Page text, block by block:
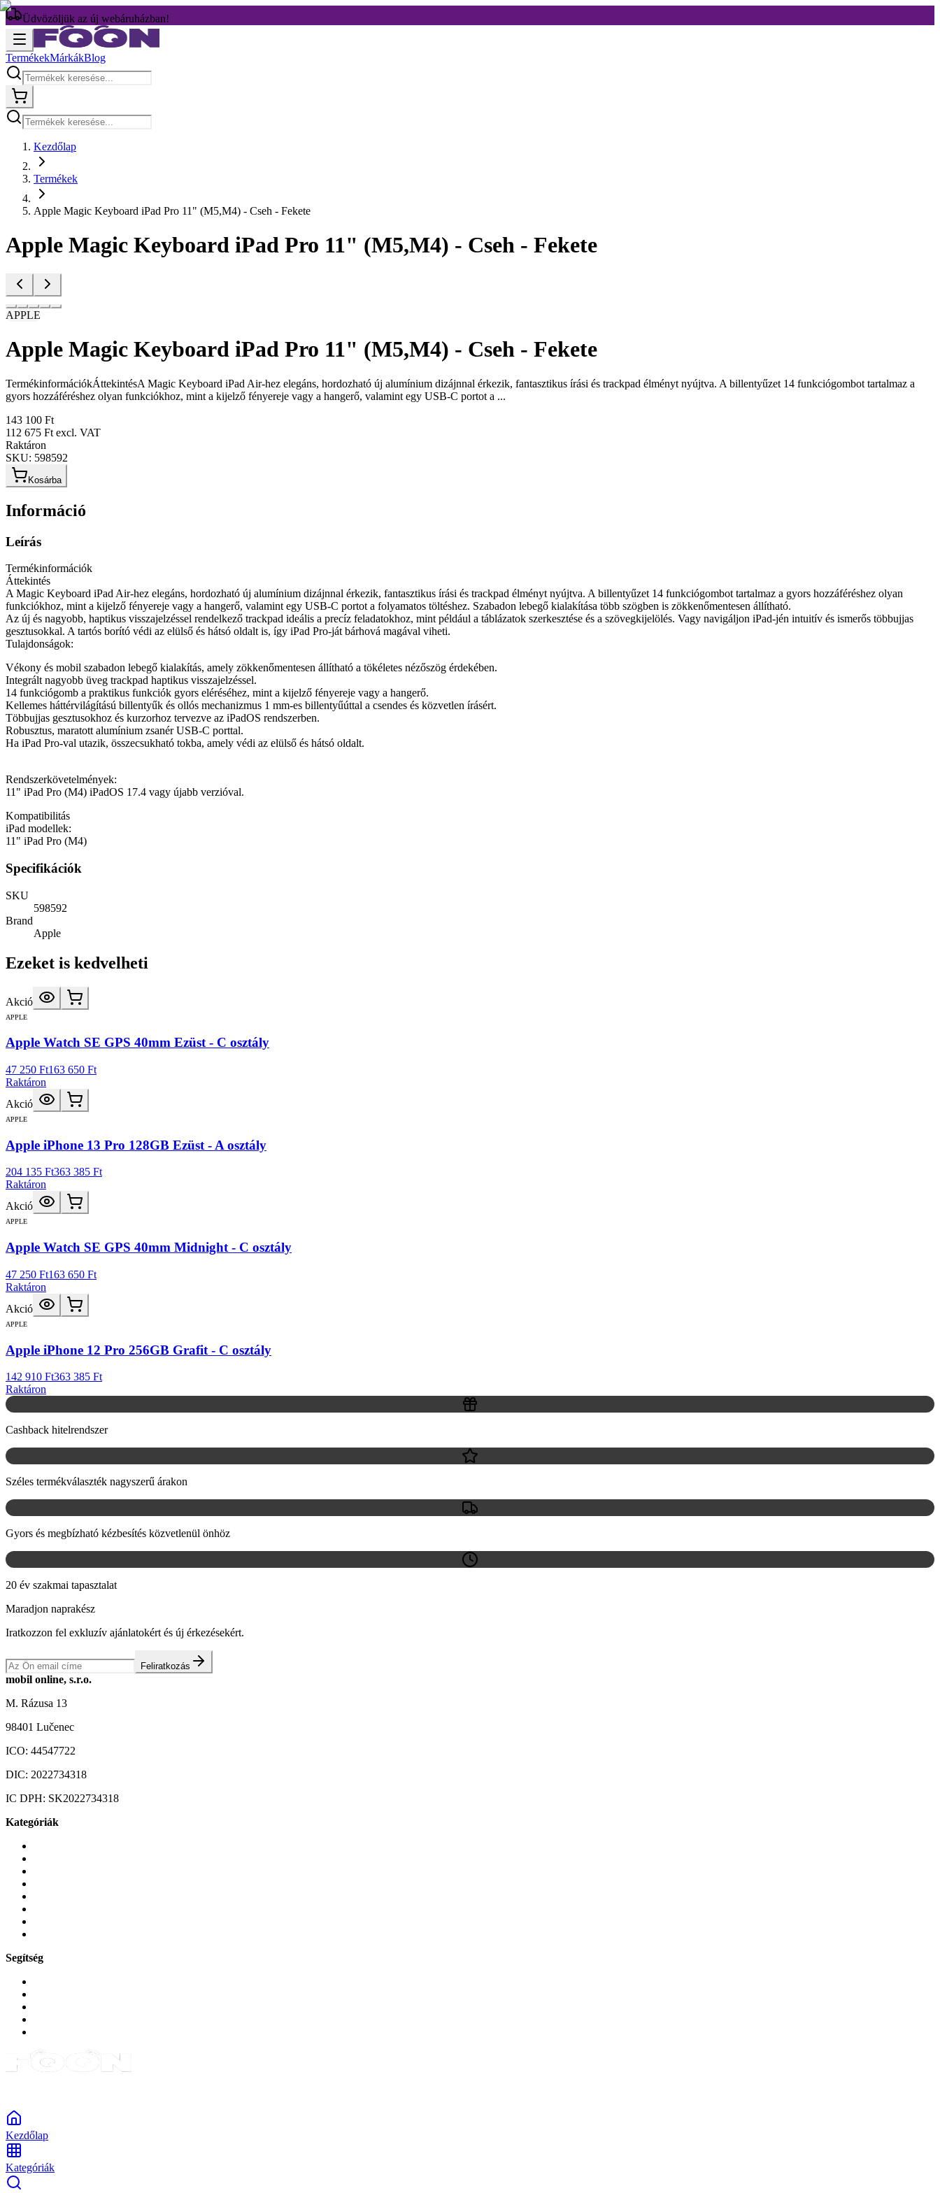
Üdvözöljük az új webáruházban!
TermékekMárkákBlog
Kezdőlap
Termékek
Apple Magic Keyboard iPad Pro 11" (M5,M4) - Cseh - Fekete
Apple Magic Keyboard iPad Pro 11" (M5,M4) - Cseh - Fekete
APPLE
Apple Magic Keyboard iPad Pro 11" (M5,M4) - Cseh - Fekete
TermékinformációkÁttekintésA Magic Keyboard iPad Air-hez elegáns, hordozható új alumínium dizájnnal érkezik, fantasztikus írási és trackpad élményt nyújtva. A billentyűzet 14 funkciógombot tartalmaz a
gyors hozzáféréshez olyan funkciókhoz, mint a kijelző fényereje vagy a hangerő, valamint egy USB-C portot a ...
143 100 Ft
112 675 Ft excl. VAT
Raktáron
SKU: 598592
Kosárba
Információ
Leírás
Termékinformációk
Áttekintés
A Magic Keyboard iPad Air-hez elegáns, hordozható új alumínium dizájnnal érkezik, fantasztikus írási és trackpad élményt nyújtva. A billentyűzet 14 funkciógombot tartalmaz a gyors hozzáféréshez olyan
funkciókhoz, mint a kijelző fényereje vagy a hangerő, valamint egy USB-C portot a folyamatos töltéshez. Szabadon lebegő kialakítása több szögben is zökkenőmentesen állítható.
Az új és nagyobb, haptikus visszajelzéssel rendelkező trackpad ideális a precíz feladatokhoz, mint például a táblázatok szerkesztése és a szövegkijelölés. Vagy navigáljon iPad-jén intuitív és ismerős többujjas
gesztusokkal. A tartós borító védi az elülső és hátsó oldalt is, így iPad Pro-ját bárhová magával viheti.
Tulajdonságok:
Vékony és mobil szabadon lebegő kialakítás, amely zökkenőmentesen állítható a tökéletes nézőszög érdekében.
Integrált nagyobb üveg trackpad haptikus visszajelzéssel.
14 funkciógomb a praktikus funkciók gyors eléréséhez, mint a kijelző fényereje vagy a hangerő.
Kellemes háttérvilágítású billentyűk és ollós mechanizmus 1 mm-es billentyűúttal a csendes és közvetlen írásért.
Többujjas gesztusokhoz és kurzorhoz tervezve az iPadOS rendszerben.
Robusztus, maratott alumínium zsanér USB-C porttal.
Ha iPad Pro-val utazik, összecsukható tokba, amely védi az elülső és hátsó oldalt.
Rendszerkövetelmények:
11" iPad Pro (M4) iPadOS 17.4 vagy újabb verzióval.
Kompatibilitás
iPad modellek:
11" iPad Pro (M4)
Specifikációk
SKU
598592
Brand
Apple
Ezeket is kedvelheti
Akció
APPLE
Apple Watch SE GPS 40mm Ezüst - C osztály
47 250 Ft163 650 Ft
Raktáron
Akció
APPLE
Apple iPhone 13 Pro 128GB Ezüst - A osztály
204 135 Ft363 385 Ft
Raktáron
Akció
APPLE
Apple Watch SE GPS 40mm Midnight - C osztály
47 250 Ft163 650 Ft
Raktáron
Akció
APPLE
Apple iPhone 12 Pro 256GB Grafit - C osztály
142 910 Ft363 385 Ft
Raktáron
Cashback hitelrendszer
Széles termékválaszték nagyszerű árakon
Gyors és megbízható kézbesítés közvetlenül önhöz
20 év szakmai tapasztalat
Maradjon naprakész
Iratkozzon fel exkluzív ajánlatokért és új érkezésekért.
Feliratkozás
mobil online, s.r.o.
M. Rázusa 13
98401 Lučenec
ICO: 44547722
DIC: 2022734318
IC DPH: SK2022734318
Kategóriák
Segítség
Kezdőlap
Kategóriák